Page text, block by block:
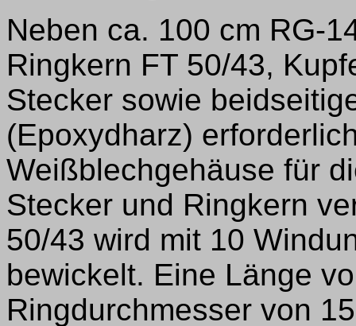
Neben ca. 100 cm RG-
Ringkern FT 50/43,
Stecker sowie
(Epoxydharz)
Weißblechgehäuse für
Stecker und Ringkern
50/43 wird mit 10
bewickelt. Eine Länge
Ringdurchmesser von